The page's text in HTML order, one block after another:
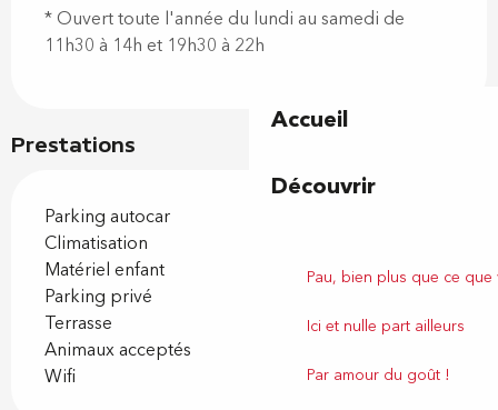
Accueil
Découvrir
Pau, bien plus que ce
Ici et nulle part ailleurs
Par amour du goût !
Prestations
Parking autocar
Climatisation
Matériel enfant
Parking privé
Terrasse
Animaux acceptés
Wifi
* Ouvert toute l'année du lundi au samedi de
11h30 à 14h et 19h30 à 22h